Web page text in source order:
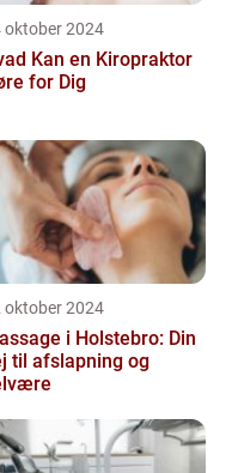
oktober 2024
Kan en Kiropraktor
for Dig
oktober 2024
i Holstebro: Din
til afslapning og